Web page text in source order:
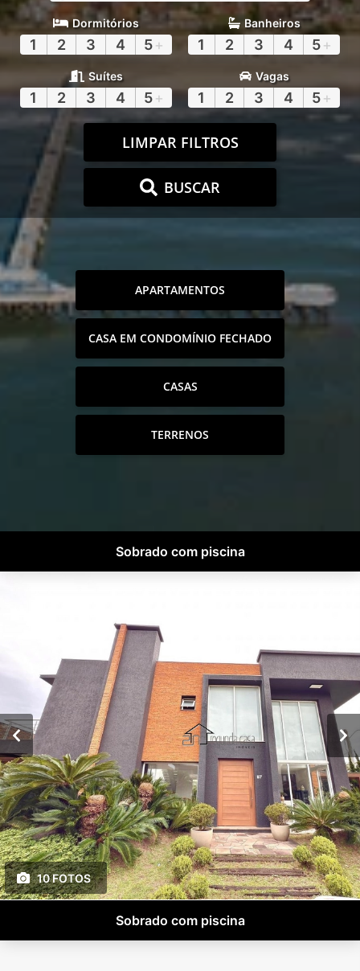
Dormitórios
1 2 3 4 5+
Banheiros
1 2 3 4 5+
Suítes
1 2 3 4 5+
Vagas
1 2 3 4 5+
LIMPAR FILTROS
BUSCAR
APARTAMENTOS
CASA EM CONDOMÍNIO FECHADO
CASAS
TERRENOS
Sobrado com piscina
10 FOTOS
Sobrado com piscina